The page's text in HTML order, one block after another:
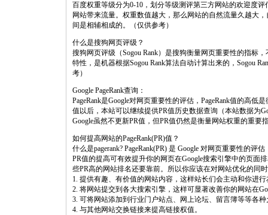
百度权重等级分为0-10，划分等级测评第三方网站的欢迎度
网站带来流量。权重数值越大，那么网站的自然流量久越大
间是相辅相成的。（仅供参考）
什么是搜狗网页评级？
搜狗网页评级（Sogou Rank）是搜狗衡量网页重要性的指标
特性，是机器根据Sogou Rank算法自动计算出来的，Sogou
考）
Google PageRank查询：
PageRank是Google对网页重要性的评估，PageRank值的高
值以后，本站可以继续提供PR值历史数据查询（本站数据为
Google虽然不更新PR值，但PR值仍然是衡量网站权重的重要
如何提高网站的PageRank(PR)值？
什么是pagerank? PageRank(PR) 是 Google 对网页重要性的评估
PR值的提高可有效提升你的网页在Google搜索引擎中的页面
些PR高的网站排名还要靠前。所以你应该在对网站优化的同
1. 提供有趣、有价值的网站内容，这样站长们会主动和你进
2. 将网站提交到各大搜索引擎，这样可显著改善你的网站在
3. 可将网站添加到行业门户站点、网上论坛、留言簿等等各
4. 与其他网站交换链接来提高链接权值。